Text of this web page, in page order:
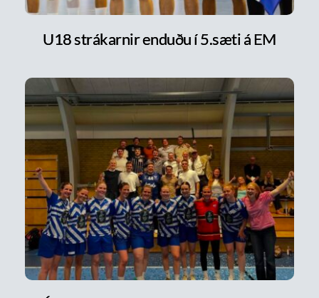
U18 strákarnir enduðu í 5.sæti á EM